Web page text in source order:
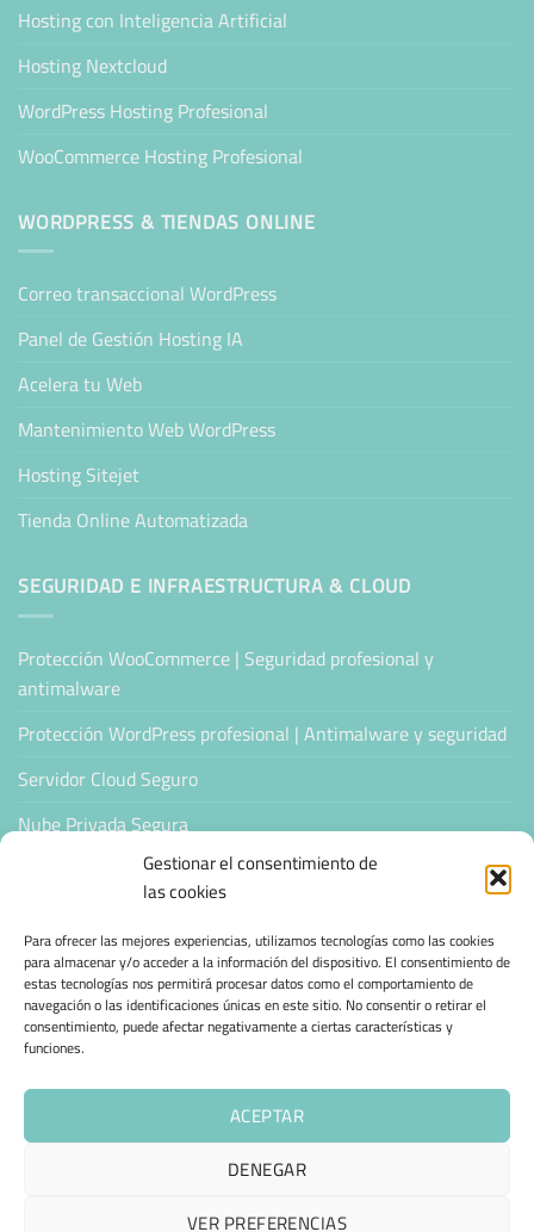
Gestionar el consentimiento de
las cookies
Para ofrecer las mejores experiencias, utilizamos tecnologías como las cookies
para almacenar y/o acceder a la información del dispositivo. El consentimiento de
estas tecnologías nos permitirá procesar datos como el comportamiento de
navegación o las identificaciones únicas en este sitio. No consentir o retirar el
consentimiento, puede afectar negativamente a ciertas características y
funciones.
ACEPTAR
DENEGAR
VER PREFERENCIAS
Hosting con Inteligencia Artificial
Hosting Nextcloud
WordPress Hosting Profesional
WooCommerce Hosting Profesional
WORDPRESS & TIENDAS ONLINE
Correo transaccional WordPress
Panel de Gestión Hosting IA
Acelera tu Web
Mantenimiento Web WordPress
Hosting Sitejet
Tienda Online Automatizada
SEGURIDAD E INFRAESTRUCTURA & CLOUD
Protección WooCommerce | Seguridad profesional y
antimalware
Protección WordPress profesional | Antimalware y seguridad
Servidor Cloud Seguro
Nube Privada Segura
CONFIANZA & ESPECIALIZACIÓN
Sello de Confianza
Empresas Verificadas +100 Protocolos Online
Migración desde otro proveedor
Hosting ecológico + IA
Hosting Empresarial 360
POLÍTICA DE PRIVACIDAD POLÍTICA DE COOKIES (UE)